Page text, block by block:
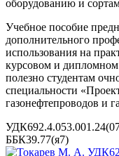
оборудованию и
Учебное пособие
дополнительного
использования на
курсовом и
полезно студентам
специальности
газонефтепроводов и
ББК39.77(я7)